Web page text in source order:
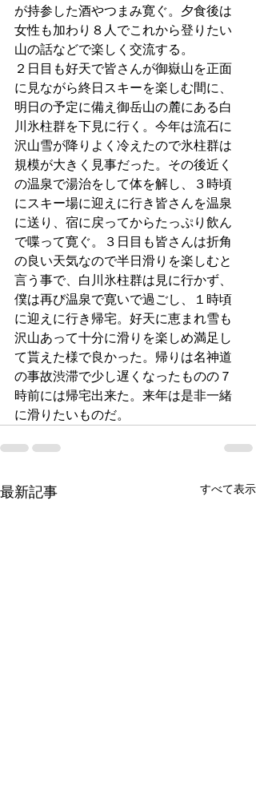
が持参した酒やつまみ寛ぐ。夕食後は
女性も加わり８人でこれから登りたい
山の話などで楽しく交流する。
２日目も好天で皆さんが御嶽山を正面
に見ながら終日スキーを楽しむ間に、
明日の予定に備え御岳山の麓にある白
川氷柱群を下見に行く。今年は流石に
沢山雪が降りよく冷えたので氷柱群は
規模が大きく見事だった。その後近く
の温泉で湯治をして体を解し、３時頃
にスキー場に迎えに行き皆さんを温泉
に送り、宿に戻ってからたっぷり飲ん
で喋って寛ぐ。３日目も皆さんは折角
の良い天気なので半日滑りを楽しむと
言う事で、白川氷柱群は見に行かず、
僕は再び温泉で寛いで過ごし、１時頃
に迎えに行き帰宅。好天に恵まれ雪も
沢山あって十分に滑りを楽しめ満足し
て貰えた様で良かった。帰りは名神道
の事故渋滞で少し遅くなったものの７
時前には帰宅出来た。来年は是非一緒
に滑りたいものだ。
最新記事 すべて表示